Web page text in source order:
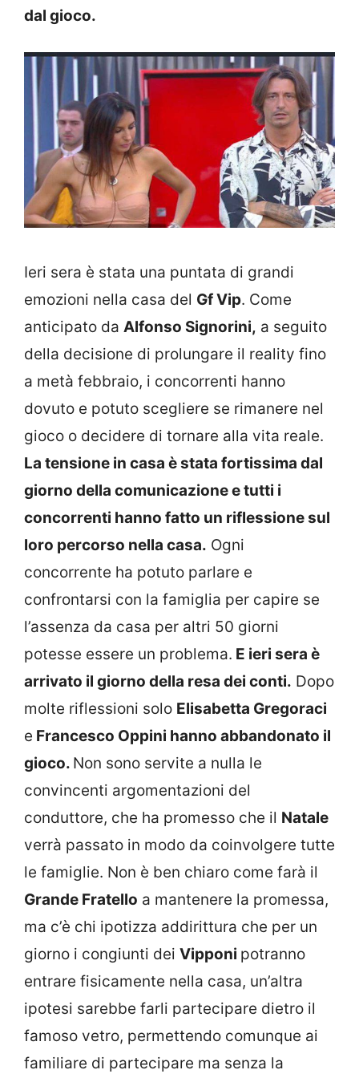
dal gioco.
Ieri sera è stata una puntata di grandi
emozioni nella casa del Gf Vip. Come
anticipato da Alfonso Signorini, a seguito
della decisione di prolungare il reality fino
a metà febbraio, i concorrenti hanno
dovuto e potuto scegliere se rimanere nel
gioco o decidere di tornare alla vita reale.
La tensione in casa è stata fortissima dal
giorno della comunicazione e tutti i
concorrenti hanno fatto un riflessione sul
loro percorso nella casa. Ogni
concorrente ha potuto parlare e
confrontarsi con la famiglia per capire se
l’assenza da casa per altri 50 giorni
potesse essere un problema. E ieri sera è
arrivato il giorno della resa dei conti. Dopo
molte riflessioni solo Elisabetta Gregoraci
e Francesco Oppini hanno abbandonato il
gioco. Non sono servite a nulla le
convincenti argomentazioni del
conduttore, che ha promesso che il Natale
verrà passato in modo da coinvolgere tutte
le famiglie. Non è ben chiaro come farà il
Grande Fratello a mantenere la promessa,
ma c’è chi ipotizza addirittura che per un
giorno i congiunti dei Vipponi potranno
entrare fisicamente nella casa, un’altra
ipotesi sarebbe farli partecipare dietro il
famoso vetro, permettendo comunque ai
familiare di partecipare ma senza la